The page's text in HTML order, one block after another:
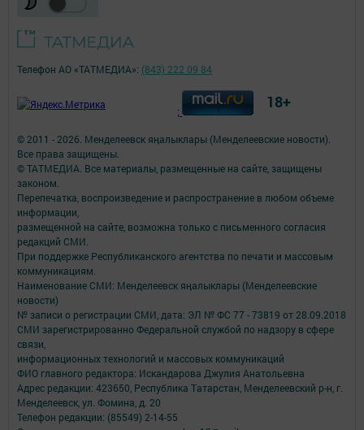
© 2011 - 2026. Менделеевск яӊалыклары (Менделеевские новости).
Все права защищены.
© ТАТМЕДИА. Все материалы, размещенные на сайте, защищены
законом.
Перепечатка, воспроизведение и распространение в любом объеме
информации,
размещенной на сайте, возможна только с письменного согласия
редакций СМИ.
При поддержке Республиканского агентства по печати и массовым
коммуникациям.
Наименование СМИ: Менделеевск яӊалыклары (Менделеевские
новости)
№ записи о регистрации СМИ, дата: ЭЛ № ФС 77 - 73819 от 28.09.2018
СМИ зарегистрированно Федеральной службой по надзору в сфере
связи,
информационных технологий и массовых коммуникаций
ФИО главного редактора: Искандарова Джулия Анатольевна
Адрес редакции: 423650, Республика Татарстан, Менделеевский р-н, г.
Менделеевск, ул. Фомина, д. 20
Телефон редакции: (85549) 2-14-55
Телефон АО «ТАТМЕДИА»: (843) 222 09 84
; 18+